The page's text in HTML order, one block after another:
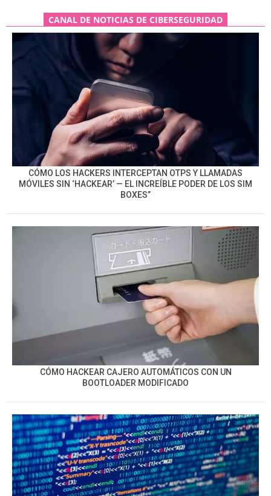
CANAL DE NOTICIAS DE CIBERSEGURIDAD
CÓMO LOS HACKERS INTERCEPTAN OTPS Y LLAMADAS
MÓVILES SIN ‘HACKEAR’ — EL INCREÍBLE PODER DE LOS SIM
BOXES”
CÓMO HACKEAR CAJERO AUTOMÁTICOS CON UN
BOOTLOADER MODIFICADO